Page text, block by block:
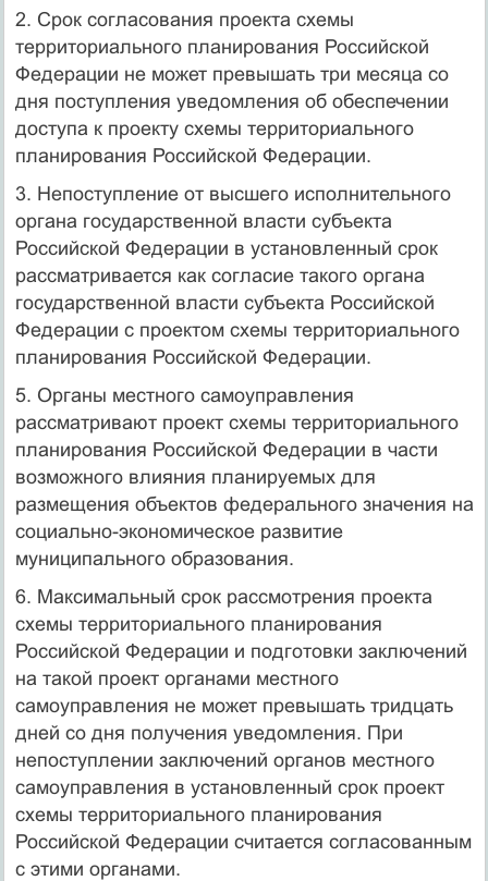
2. Срок согласования проекта схемы
территориального планирования Российской
Федерации не может превышать три месяца со
дня поступления уведомления об обеспечении
доступа к проекту схемы территориального
планирования Российской Федерации.
3. Непоступление от высшего исполнительного
органа государственной власти субъекта
Российской Федерации в установленный срок
рассматривается как согласие такого органа
государственной власти субъекта Российской
Федерации с проектом схемы территориального
планирования Российской Федерации.
5. Органы местного самоуправления
рассматривают проект схемы территориального
планирования Российской Федерации в части
возможного влияния планируемых для
размещения объектов федерального значения на
социально-экономическое развитие
муниципального образования.
6. Максимальный срок рассмотрения проекта
схемы территориального планирования
Российской Федерации и подготовки заключений
на такой проект органами местного
самоуправления не может превышать тридцать
дней со дня получения уведомления. При
непоступлении заключений органов местного
самоуправления в установленный срок проект
схемы территориального планирования
Российской Федерации считается согласованным
с этими органами.